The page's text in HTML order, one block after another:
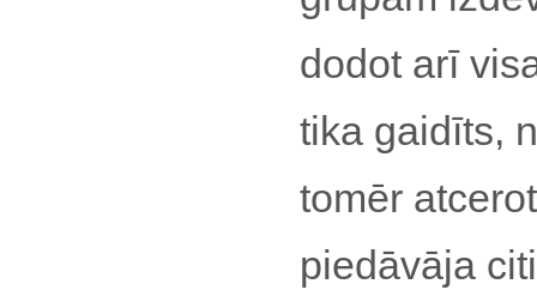
dodot arī
tika gaidīts,
tomēr
piedāvāja